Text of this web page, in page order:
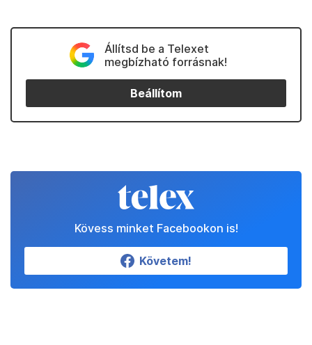
Állítsd be a Telexet
megbízható forrásnak!
Beállítom
Kövess minket Facebookon is!
Követem!